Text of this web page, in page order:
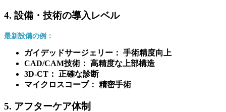
4. 設備・技術の導入レベル
最新設備の例：
ガイデッドサージェリー： 手術精度向上
CAD/CAM技術： 高精度な上部構造
3D-CT： 正確な診断
マイクロスコープ： 精密手術
5. アフターケア体制